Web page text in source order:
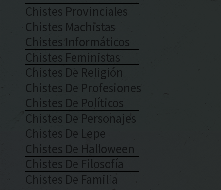
Chistes Provinciales
Chistes Machistas
Chistes Informáticos
Chistes Feministas
Chistes De Religión
Chistes De Profesiones
Chistes De Políticos
Chistes De Personajes
Chistes De Lepe
Chistes De Halloween
Chistes De Filosofía
Chistes De Familia